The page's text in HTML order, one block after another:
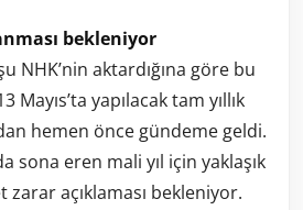
bekleniyor
NHK’nin aktardığına göre bu
Mayıs’ta yapılacak tam yıllık
hemen önce gündeme geldi.
sona eren mali yıl için yaklaşık
zarar açıklaması bekleniyor.